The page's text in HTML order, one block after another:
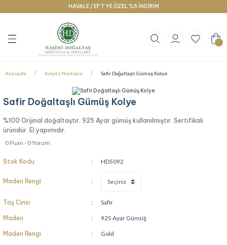
HAVALE / EFT’YE ÖZEL %5 İNDİRİM
Geri Dön
Geri Dön
Geri Dön
Anasayfa Kolye | Necklace Safir Doğaltaşlı Gümüş Kolye
Safir Doğaltaşlı Gümüş Kolye
%100 Orijinal doğaltaştır. 925 Ayar gümüş kullanılmıştır. Sertifikalı
üründür. El yapımıdır.
0 Puan - 0 Yorum
Stok Kodu HD5092
Maden Rengi
Taş Cinsi Safir
Maden 925 Ayar Gümüş
Maden Rengi Gold